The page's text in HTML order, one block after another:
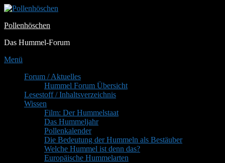
Zum
springen
Pollenhöschen
Das Hummel-Forum
Menü
PrimäresForum / Aktuelles
Hummel Forum Übersicht
Lesestoff / Inhaltsverzeichnis
Wissen
Film: Der Hummelstaat
Das Hummeljahr
Pollenkalender
Die Bedeutung der Hummeln als Bestäuber
Welche Hummel ist denn das?
Europäische Hummelarten